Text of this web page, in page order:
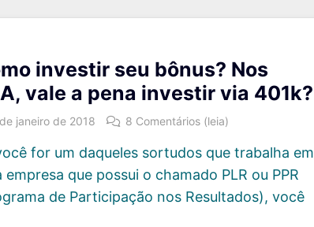
investir seu bônus? Nos
vale a pena investir via 401k?
janeiro de 2018 8 Comentários (leia)
for um daqueles sortudos que trabalha em
empresa que possui o chamado PLR ou PPR
de Participação nos Resultados), você